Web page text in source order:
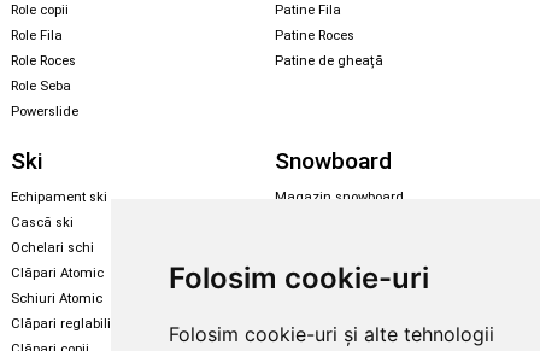
Folosim cookie-uri
Folosim cookie-uri și alte tehnologii
Role copii
Role Fila
Role Roces
Role Seba
Powerslide
Patine Fila
Patine Roces
Patine de gheață
Ski
Echipament ski
Cască ski
Ochelari schi
Clăpari Atomic
Schiuri Atomic
Clăpari reglabili
Snowboard
Magazin snowboard
Skate & longboard
Santa Cruz